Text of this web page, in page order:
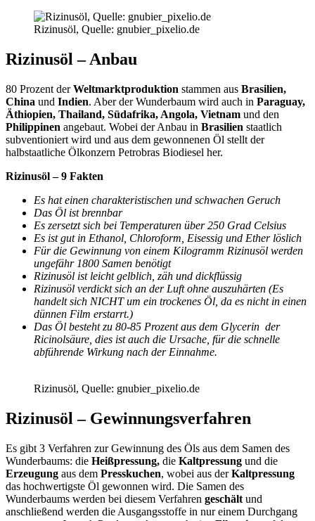
Rizinusöl, Quelle: gnubier_pixelio.de
Rizinusöl – Anbau
80 Prozent derWeltmarktproduktion stammen aus Brasilien,
China und Indien. Aber der Wunderbaum wird auch in Paraguay,
Äthiopien, Thailand, Südafrika, Angola, Vietnam und den
Philippinen angebaut. Wobei der Anbau in Brasilien staatlich
subventioniert wird und aus dem gewonnenen Öl stellt der
halbstaatliche Ölkonzern Petrobras Biodiesel her.
Rizinusöl – 9 Fakten
Es hat einen charakteristischen und schwachen Geruch
Das Öl ist brennbar
Es zersetzt sich bei Temperaturen über 250 Grad Celsius
Es ist gut in Ethanol, Chloroform, Eisessig und Ether löslich
Für die Gewinnung von einem Kilogramm Rizinusöl werden
ungefähr 1800 Samen benötigt
Rizinusöl ist leicht gelblich, zäh und dickflüssig
Rizinusöl verdickt sich an der Luft ohne auszuhärten (Es
handelt sich NICHT um ein trockenes Öl, da es nicht in einen
dünnen Film erstarrt.)
Das Öl besteht zu 80-85 Prozent aus dem Glycerin der
Ricinolsäure, dies ist auch die Ursache, für die schnelle
abführende Wirkung nach der Einnahme.
Rizinusöl, Quelle: gnubier_pixelio.de
Rizinusöl – Gewinnungsverfahren
Es gibt 3 Verfahren zur Gewinnung des Öls aus dem Samen des
Wunderbaums: die Heißpressung, die Kaltpressung und die
Erzeugung aus dem Presskuchen, wobei aus derKaltpressung
das hochwertigste Öl gewonnen wird. Die Samen des
Wunderbaums werden bei diesem Verfahren geschält und
anschließend werden die Ausgangsstoffe in nur einem Durchgang